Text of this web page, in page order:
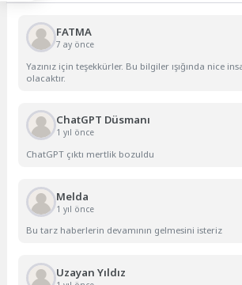
FATMA
7 ay önce
Yazınız için teşekkürler. Bu bilgiler ışığında nice
olacaktır.
ChatGPT Düsmanı
1 yıl önce
ChatGPT çıktı mertlik bozuldu
Melda
1 yıl önce
Bu tarz haberlerin devamının gelmesini isteriz
Uzayan Yıldız